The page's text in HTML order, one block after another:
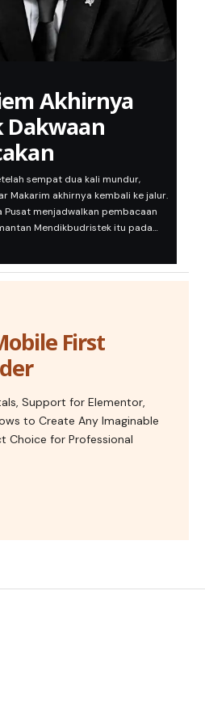
Akhirnya
Dakwaan
sempat dua kali mundur,
Makarim akhirnya kembali ke jalur.
menjadwalkan pembacaan
Mendikbudristek itu pada…
First
Support for Elementor,
to Create Any Imaginable
Choice for Professional